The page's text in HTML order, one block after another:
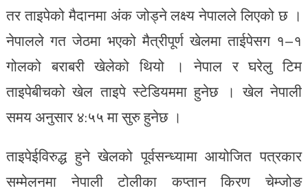
तर ताइपेको मैदानमा अंक जोड्ने लक्ष्य नेपालले लिएको छ ।
नेपालले गत जेठमा भएको मैत्रीपूर्ण खेलमा ताईपेसग १–१
गोलको बराबरी खेलेको थियो । नेपाल र घरेलु टिम
ताइपेबीचको खेल ताइपे स्टेडियममा हुनेछ । खेल नेपाली
समय अनुसार ४:५५ मा सुरु हुनेछ ।
ताइपेईविरुद्ध हुने खेलको पूर्वसन्ध्यामा आयोजित पत्रकार
सम्मेलनमा नेपाली टोलीका कप्तान किरण चेम्जोङ